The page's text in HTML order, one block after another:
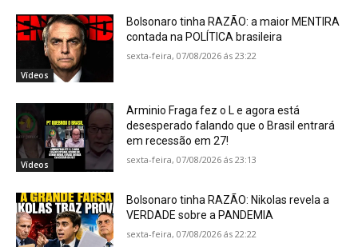
Vídeos
Bolsonaro tinha RAZÃO: a maior MENTIRA
contada na POLÍTICA brasileira
sexta-feira, 07/08/2026 ás 23:22
Vídeos
Arminio Fraga fez o L e agora está
desesperado falando que o Brasil entrará
em recessão em 27!
sexta-feira, 07/08/2026 ás 23:13
Bolsonaro tinha RAZÃO: Nikolas revela a
VERDADE sobre a PANDEMIA
sexta-feira, 07/08/2026 ás 22:22